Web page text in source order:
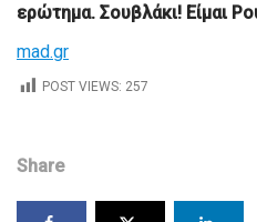
ερώτημα. Σουβλάκι! Είμαι
mad.gr
POST VIEWS: 257
Share